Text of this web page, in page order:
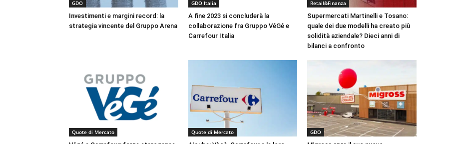
GDO
Investimenti e margini record: la
strategia vincente del Gruppo Arena
GDO Italia
A fine 2023 si concluderà la
collaborazione fra Gruppo VéGé e
Carrefour Italia
Retail&Finanza
Supermercati Martinelli e Tosano:
quale dei due modelli ha creato più
solidità aziendale? Dieci anni di
bilanci a confronto
Quote di Mercato Quote di Mercato GDO